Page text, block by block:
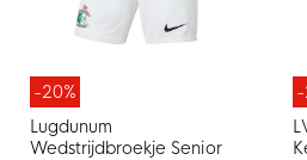
-20%
Lugdunum
Wedstrijdbroekje Senior
-